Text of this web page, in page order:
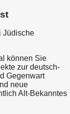
Jüdische
können Sie
zur deutsch-
Gegenwart
neue
Alt-Bekanntes